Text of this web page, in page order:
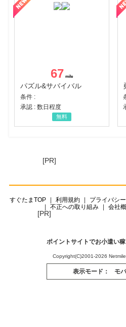
67
パズル&サバイバル
条件 :
承認 : 数日程度
無料
[PR]
すぐたまTOP 利用規約 プライバシ
不正への取り組み
会社
[PR]
ポイントサイトでお小遣い稼
Copyright(C)2001-2026
表示モード： モ